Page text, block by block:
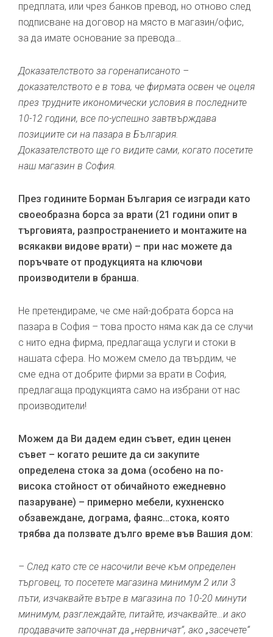
предплата, или чрез банков превод, но отново след
подписване на договор на място в магазин/офис,
за да имате основание за превода…
Доказателството за горенаписаното –
доказателството е в това, че фирмата освен че оцеля
през трудните икономически условия в последните
10-12 години, все по-успешно завтвърждава
позициите си на пазара в България.
Доказателството ще го видите сами, когато посетите
наш магазин в София.
През годините Борман България се изгради като
своеобразна борса за врати (21 години опит в
търговията, разпространението и монтажите на
всякакви видове врати) – при нас можете да
поръчвате от продукцията на ключови
производители в бранша.
Не претендираме, че сме най-добрата борса на
пазара в София – това просто няма как да се случи
с нито една фирма, предлагаща услуги и стоки в
нашата сфера. Но можем смело да твърдим, че
сме една от добрите фирми за врати в София,
предлагаща продукцията само на избрани от нас
производители!
Можем да Ви дадем един съвет, един ценен
съвет – когато решите да си закупите
определена стока за дома (особено на по-
висока стойност от обичайното ежедневно
пазаруване) – примерно мебели, кухненско
обзавеждане, дограма, фаянс…стока, която
трябва да ползвате дълго време във Вашия дом:
– След като сте се насочили вече към определен
търговец, то посетете магазина минимум 2 или 3
пъти, изчаквайте вътре в магазина по 10-20 минути
минимум, разглеждайте, питайте, изчаквайте…и ако
продавачите започнат да „нервничат“, ако „засечете“